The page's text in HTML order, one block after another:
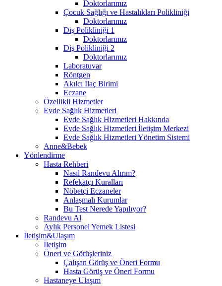
Doktorlarımız
Çocuk Sağlığı ve Hastalıkları Polikliniği
Doktorlarımız
Diş Polikliniği 1
Doktorlarımız
Diş Polikliniği 2
Doktorlarımız
Laboratuvar
Röntgen
Akılcı İlaç Birimi
Eczane
Özellikli Hizmetler
Evde Sağlık Hizmetleri
Evde Sağlık Hizmetleri Hakkında
Evde Sağlık Hizmetleri İletişim Merkezi
Evde Sağlık Hizmetleri Yönetim Sistemi
Anne&Bebek
Yönlendirme
Hasta Rehberi
Nasıl Randevu Alırım?
Refekatçı Kuralları
Nöbetçi Eczaneler
Anlaşmalı Kurumlar
Bu Test Nerede Yapılıyor?
Randevu Al
Aylık Personel Yemek Listesi
İletişim&Ulaşım
İletişim
Öneri ve Görüşleriniz
Çalışan Görüş ve Öneri Formu
Hasta Görüş ve Öneri Formu
Hastaneye Ulaşım